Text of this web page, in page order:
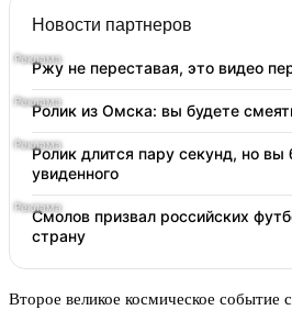
Новости партнеров
Ржу не переставая, это видео
Ролик из Омска: вы будете
Ролик длится пару секунд, но вы
увиденного
Смолов призвал российских
страну
Второе великое космическое событие